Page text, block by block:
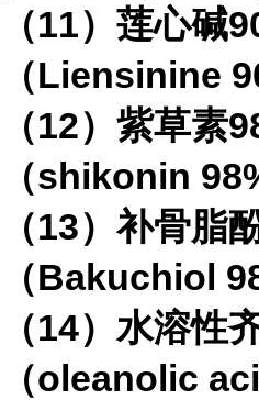
（11）莲心碱
（Liensinine
（12）紫草素
（shikonin
（13）补骨脂
（Bakuchiol
（14）水溶性
（oleanolic